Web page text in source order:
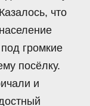
что
громкие
посёлку.
и